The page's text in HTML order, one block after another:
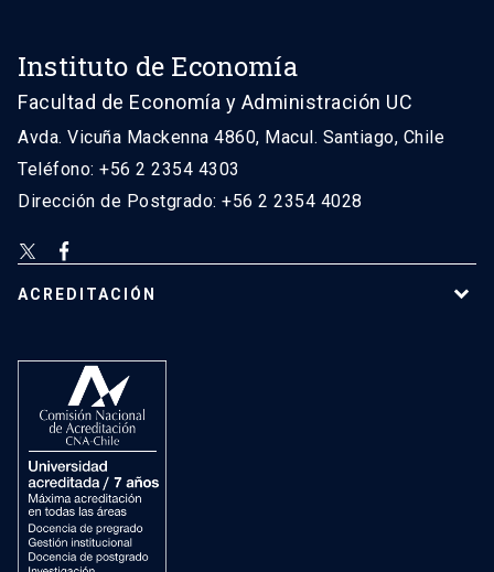
Instituto de Economía
Facultad de Economía y Administración UC
Avda. Vicuña Mackenna 4860, Macul. Santiago, Chile
Teléfono: +56 2 2354 4303
Dirección de Postgrado: +56 2 2354 4028
ACREDITACIÓN